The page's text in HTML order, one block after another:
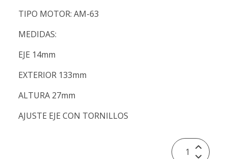
TIPO MOTOR: AM-63
MEDIDAS:
EJE 14mm
EXTERIOR 133mm
ALTURA 27mm
AJUSTE EJE CON TORNILLOS